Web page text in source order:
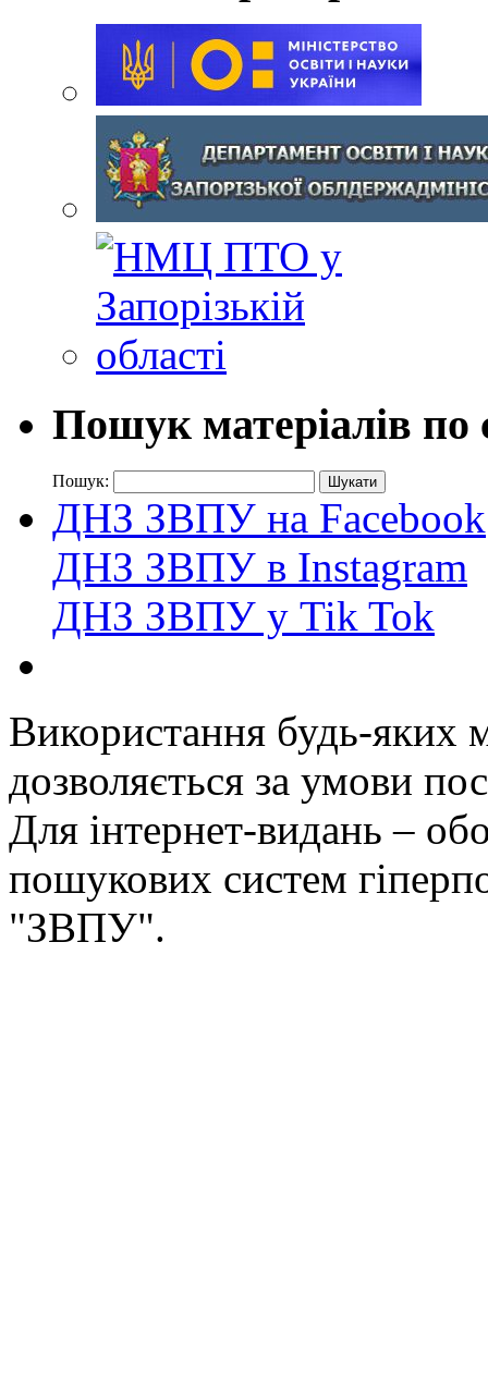
Пошук матеріалів по
Пошук:
ДНЗ ЗВПУ на Facebook
ДНЗ ЗВПУ в Instagram
ДНЗ ЗВПУ у Tik Tok
Використання будь-яких
дозволяється за умови
Для інтернет-видань –
пошукових систем
"ЗВПУ".